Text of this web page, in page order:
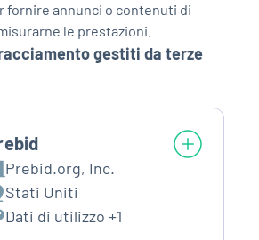
fornire annunci o contenuti di
le prestazioni.
gestiti da terze
Prebid.org, Inc.
Stati Uniti
Dati di utilizzo +1